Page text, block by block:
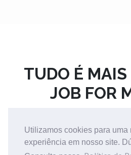
Utilizamos cookies para uma
experiência em nosso site.
TUDO É
JOB FOR